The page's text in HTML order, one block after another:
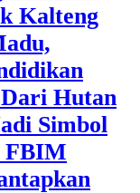
Kalteng
‎Dari Hutan
Simbol
FBIM